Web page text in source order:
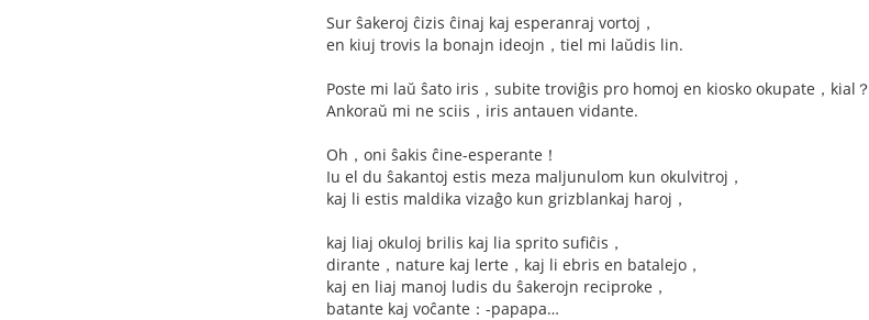
Sur ŝakeroj ĉizis ĉinaj kaj esperanraj vortoj，
en kiuj trovis la bonajn ideojn，tiel mi laŭdis lin.
Poste mi laŭ ŝato iris，subite troviĝis pro homoj en kiosko okupate，kial？
Ankoraŭ mi ne sciis，iris antauen vidante.
Oh，oni ŝakis ĉine-esperante！
Iu el du ŝakantoj estis meza maljunulom kun okulvitroj，
kaj li estis maldika vizaĝo kun grizblankaj haroj，
kaj liaj okuloj brilis kaj lia sprito sufiĉis，
dirante，nature kaj lerte，kaj li ebris en batalejo，
kaj en liaj manoj ludis du ŝakerojn reciproke，
batante kaj voĉante：-papapa…